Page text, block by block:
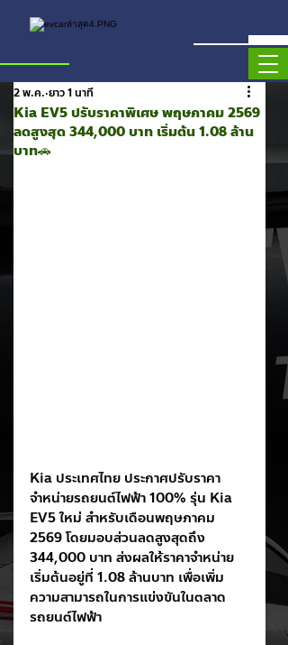
Kia EV5 ปรับราคาพิเศษ พฤษภาคม 2569
ลดสูงสุด 344,000 บาท เริ่มต้น 1.08 ล้าน
บาท🚗
2 พ.ค. ยาว 1 นาที
Kia ประเทศไทย ประกาศปรับราคา
จำหน่ายรถยนต์ไฟฟ้า 100% รุ่น Kia
EV5 ใหม่ สำหรับเดือนพฤษภาคม
2569 โดยมอบส่วนลดสูงสุดถึง
344,000 บาท ส่งผลให้ราคาจำหน่าย
เริ่มต้นอยู่ที่ 1.08 ล้านบาท เพื่อเพิ่ม
ความสามารถในการแข่งขันในตลาด
รถยนต์ไฟฟ้า